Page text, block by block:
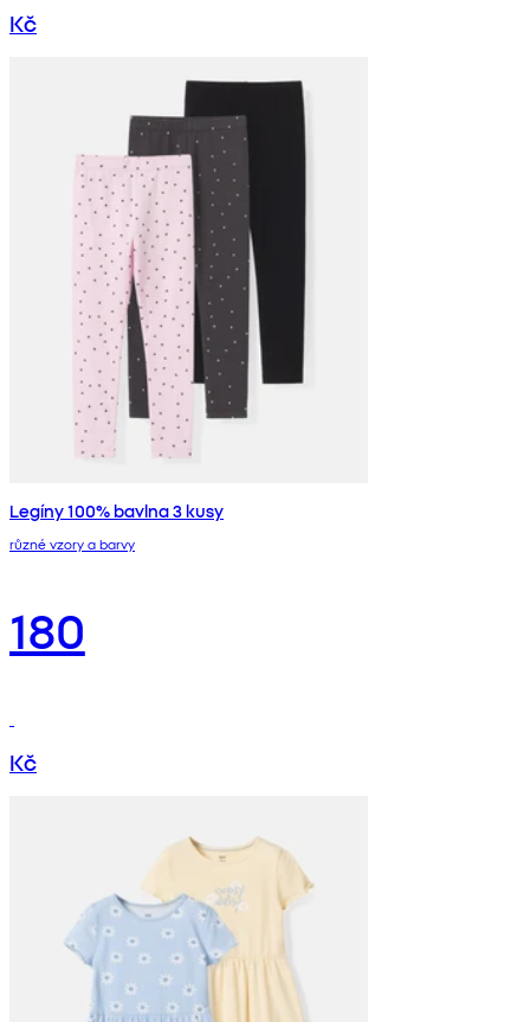
Kč
Legíny 100% bavlna 3 kusy
různé vzory a barvy
180
Kč